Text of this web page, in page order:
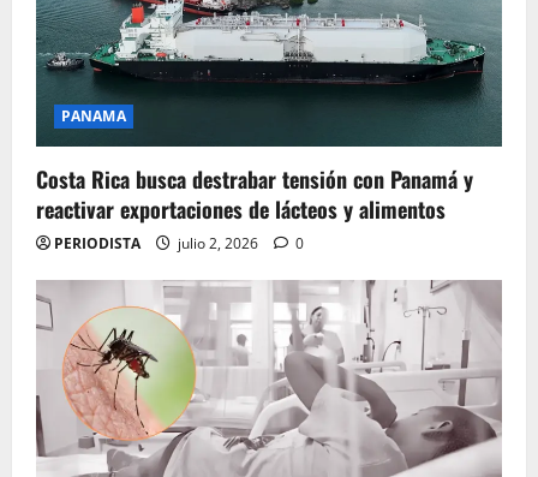
PANAMA
Costa Rica busca destrabar tensión con Panamá y
reactivar exportaciones de lácteos y alimentos
PERIODISTA julio 2, 2026 0